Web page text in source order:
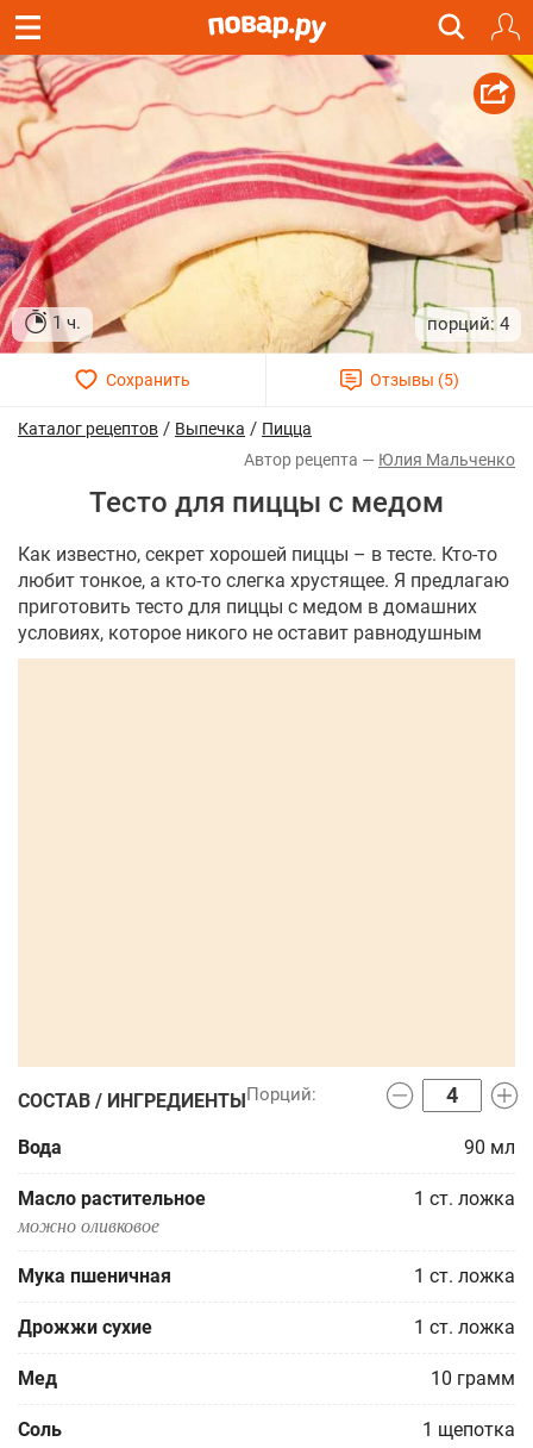
1 ч. 4
Каталог рецептов / Выпечка / Пицца
Юлия Мальченко
Тесто для пиццы с медом
Как известно, секрет хорошей пиццы – в тесте. Кто-то
любит тонкое, а кто-то слегка хрустящее. Я предлагаю
приготовить тесто для пиццы с медом в домашних
условиях, которое никого не оставит равнодушным
СОСТАВ / ИНГРЕДИЕНТЫ
Вода 90 мл
Масло растительное 1 ст. ложка
можно оливковое
Мука пшеничная 1 ст. ложка
Дрожжи сухие 1 ст. ложка
Мед 10 грамм
Соль 1 щепотка